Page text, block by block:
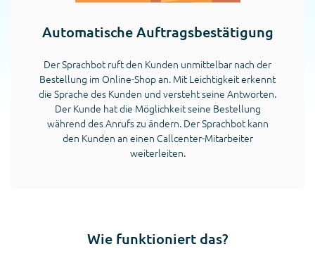
Automatische Auftragsbestätigung
Der Sprachbot ruft den Kunden unmittelbar nach der
Bestellung im Online-Shop an. Mit Leichtigkeit erkennt
die Sprache des Kunden und versteht seine Antworten.
Der Kunde hat die Möglichkeit seine Bestellung
während des Anrufs zu ändern. Der Sprachbot kann
den Kunden an einen Callcenter-Mitarbeiter
weiterleiten.
Wie funktioniert das?